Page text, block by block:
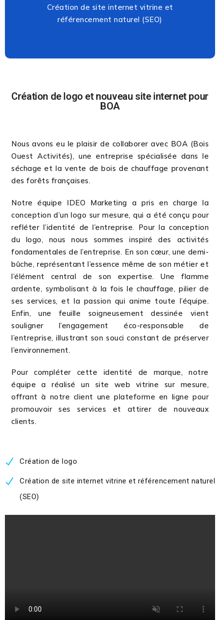
Création de site internet vitrine et
référencement naturel (SEO)
Création de logo et nouveau site internet pour
BOA
Nous avons eu le plaisir de collaborer avec BOA (Bois
Ouest Activités), une entreprise spécialisée dans le
séchage et la vente de bois de chauffage provenant
des forêts françaises.
Notre équipe IDEO Marketing a pris en charge la
conception d’un logo sur mesure, qui a été conçu pour
refléter l’identité de l’entreprise. Pour la conception
du logo, nous nous sommes inspiré des activités
fondamentales de l’entreprise. En son cœur, une demi-
bûche, représentant l’essence même de son métier et
l’élément central de son expertise. Une flamme
ardente, symbolisant à la fois le chauffage, pilier de
ses services, et la passion qui anime toute l’équipe.
Enfin, une feuille soigneusement dessinée vient
souligner l’engagement éco-responsable de
l’entreprise, illustrant son souci constant de préserver
l’environnement.
Pour compléter cette identité de marque, notre
équipe a réalisé un site web vitrine sur mesure,
offrant à notre client une plateforme en ligne pour
promouvoir ses services et attirer de nouveaux
clients.
Création de logo
Création de site internet vitrine et référencement naturel
(SEO)